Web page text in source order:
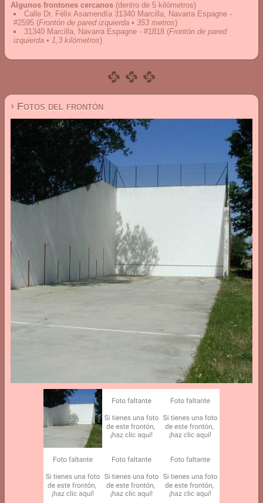
Algunos frontones cercanos (dentro de 5 kilómetros)
Calle Dr. Félix Asamendía 31340 Marcilla, Navarra Espagne -
#2595 (Frontón de pared izquierda • 353 metros)
31340 Marcilla, Navarra Espagne - #1818 (Frontón de pared
izquierda • 1,3 kilómetros)
› Fotos del frontón